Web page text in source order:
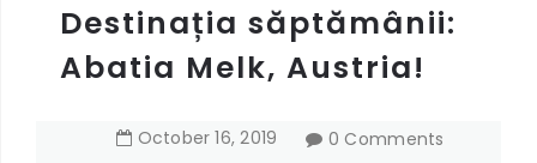
Destinația săptămânii:
Abatia Melk, Austria!
October 16,2019 0 Comments